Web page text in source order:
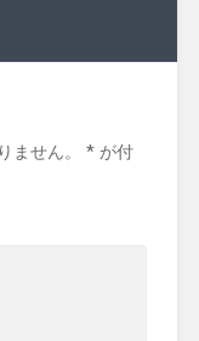
ません。 *が付